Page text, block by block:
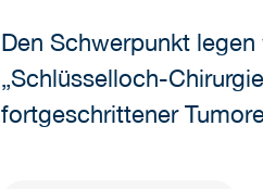
Den Schwerpunkt
„Schlüsselloch-
fortgeschrittener